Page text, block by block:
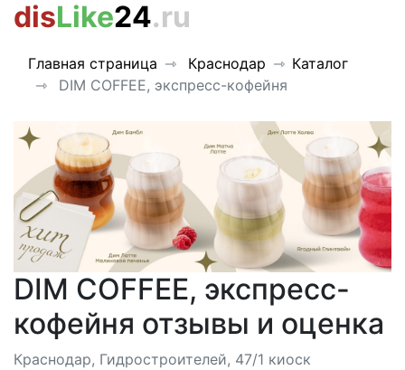
disLike24.ru
Главная страница Краснодар
Каталог
DIM COFFEE, экспресс-кофейня
DIM COFFEE, экспресс-
кофейня отзывы и оценка
Краснодар, Гидростроителей, 47/1 киоск